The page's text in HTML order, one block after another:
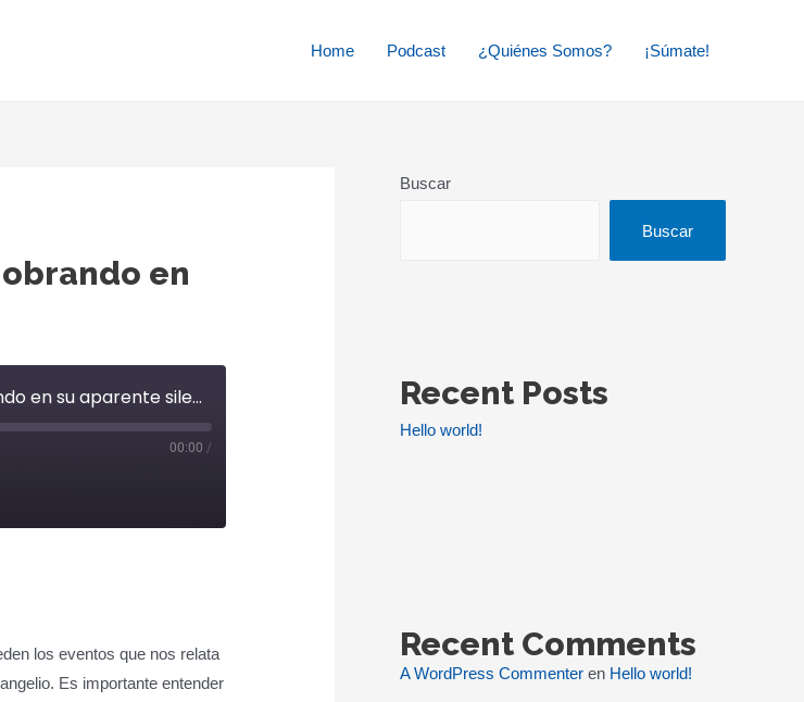
Home Podcast ¿Quiénes Somos? ¡Súmate!
obrando en
E1 Estudio de Juan: Dios está obrando en su aparente silencio
00:00 /
los eventos que nos relata
Es importante entender
Buscar
Buscar
Recent Posts
Hello world!
Recent Comments
A WordPress Commenter en Hello world!